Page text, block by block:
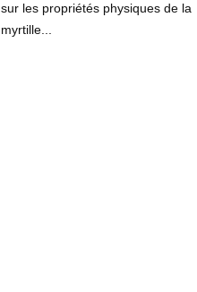
sur les propriétés physiques de la
myrtille...